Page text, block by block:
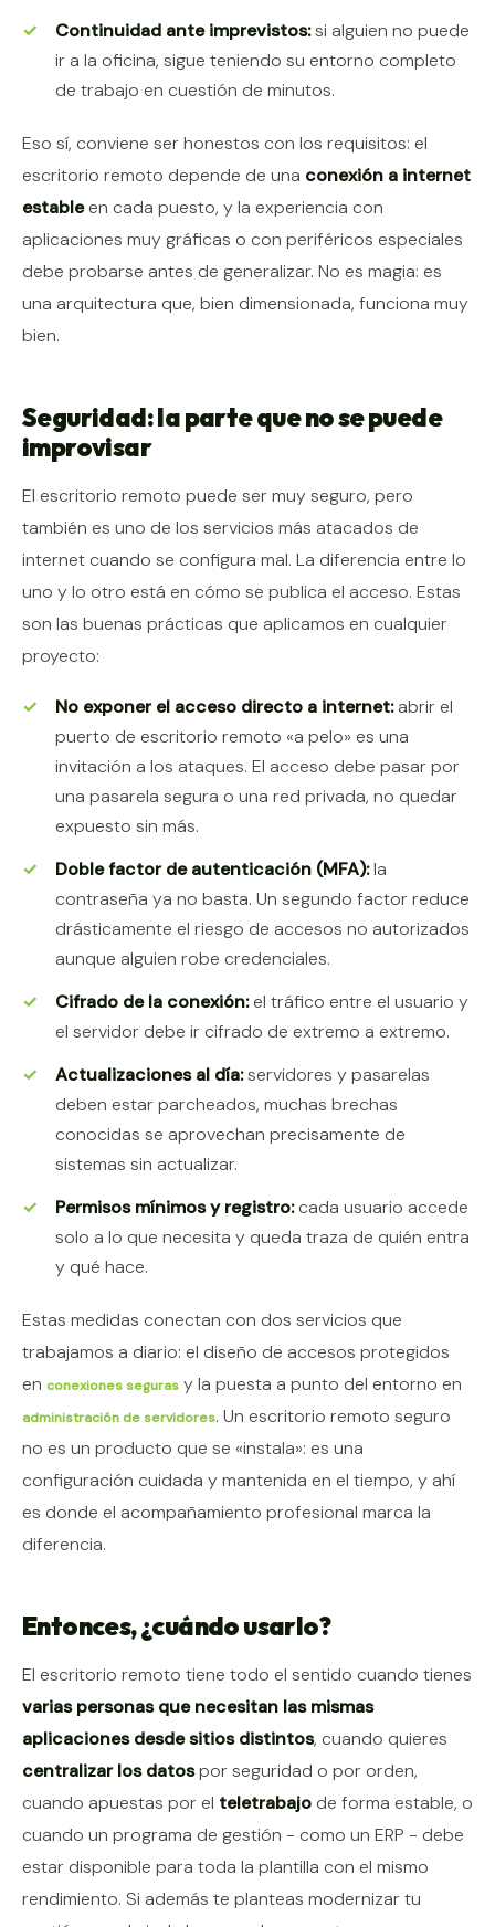
Continuidad ante imprevistos:si alguien no puede
ir a la oficina, sigue teniendo su entorno completo
de trabajo en cuestión de minutos.
Eso sí, conviene ser honestos con los requisitos: el
escritorio remoto depende de una conexión a internet
estableen cada puesto, y la experiencia con
aplicaciones muy gráficas o con periféricos especiales
debe probarse antes de generalizar. No es magia: es
una arquitectura que, bien dimensionada, funciona muy
bien.
Seguridad: la parte que no se puede
improvisar
El escritorio remoto puede ser muy seguro, pero
también es uno de los servicios más atacados de
internet cuando se configura mal. La diferencia entre lo
uno y lo otro está en cómo se publica el acceso. Estas
son las buenas prácticas que aplicamos en cualquier
proyecto:
No exponer el acceso directo a internet:abrir el
puerto de escritorio remoto «a pelo» es una
invitación a los ataques. El acceso debe pasar por
una pasarela segura o una red privada, no quedar
expuesto sin más.
Doble factor de autenticación (MFA):la
contraseña ya no basta. Un segundo factor reduce
drásticamente el riesgo de accesos no autorizados
aunque alguien robe credenciales.
Cifrado de la conexión:el tráfico entre el usuario y
el servidor debe ir cifrado de extremo a extremo.
Actualizaciones al día:servidores y pasarelas
deben estar parcheados, muchas brechas
conocidas se aprovechan precisamente de
sistemas sin actualizar.
Permisos mínimos y registro:cada usuario accede
solo a lo que necesita y queda traza de quién entra
y qué hace.
Estas medidas conectan con dos servicios que
trabajamos a diario: el diseño de accesos protegidos
en conexiones seguras y la puesta a punto del entorno en
administración de servidores. Un escritorio remoto seguro
no es un producto que se «instala»: es una
configuración cuidada y mantenida en el tiempo, y ahí
es donde el acompañamiento profesional marca la
diferencia.
Entonces, ¿cuándo usarlo?
El escritorio remoto tiene todo el sentido cuando tienes
varias personas que necesitan las mismas
aplicaciones desde sitios distintos, cuando quieres
centralizar los datospor seguridad o por orden,
cuando apuestas por el teletrabajo de forma estable, o
cuando un programa de gestión - como un ERP - debe
estar disponible para toda la plantilla con el mismo
rendimiento. Si además te planteas modernizar tu